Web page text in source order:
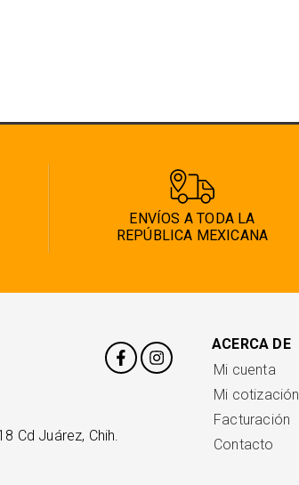
ENVÍOS A TODA LA
REPÚBLICA MEXICANA
Cd Juárez, Chih.
ACERCA DE
Mi cuenta
Mi cotización
Facturación
Contacto